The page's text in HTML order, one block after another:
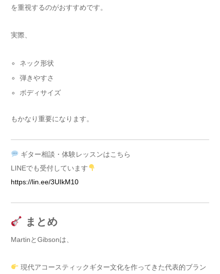
を重視するのがおすすめです。
実際、
ネック形状
弾きやすさ
ボディサイズ
もかなり重要になります。
ギター相談・体験レッスンはこちら
LINEでも受付しています
https://lin.ee/3UIkM10
まとめ
MartinとGibsonは、
現代アコースティックギター文化を作ってきた代表的ブラン